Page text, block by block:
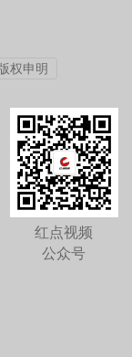
版权申明
红点视频
公众号